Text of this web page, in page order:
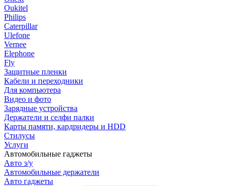
Oukitel
Philips
Caterpillar
Ulefone
Vernee
Elephone
Fly
Защитные пленки
Кабели и переходники
Для компьютера
Видео и фото
Зарядные устройства
Держатели и селфи палки
Карты памяти, кардридеры и HDD
Стилусы
Услуги
Автомобильные гаджеты
Авто з/у
Автомобильные держатели
Авто гаджеты